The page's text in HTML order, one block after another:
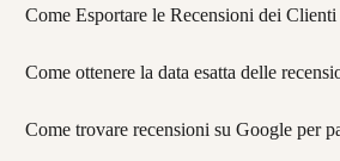
Come Esportare le Recensioni dei
Come ottenere la data esatta delle
Come trovare recensioni su Google per